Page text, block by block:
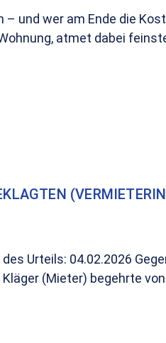
und wer am Ende die
atmet dabei
Urteils: 04.02.2026
(Mieter) begehrte